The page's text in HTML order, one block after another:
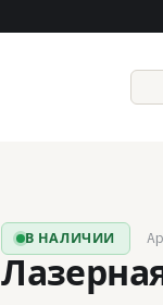
В НАЛИЧИИ